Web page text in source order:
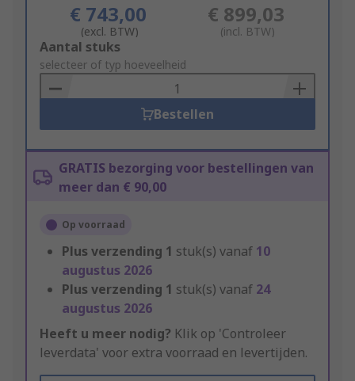
€ 743,00
(excl. BTW)
€ 899,03
(incl. BTW)
Add
to
Basket
Aantal stuks
selecteer of typ hoeveelheid
Bestellen
GRATIS bezorging voor bestellingen van
meer dan € 90,00
Op voorraad
Plus verzending 1 stuk(s) vanaf 10
augustus 2026
Plus verzending 1 stuk(s) vanaf 24
augustus 2026
Heeft u meer nodig? Klik op 'Controleer
leverdata' voor extra voorraad en levertijden.